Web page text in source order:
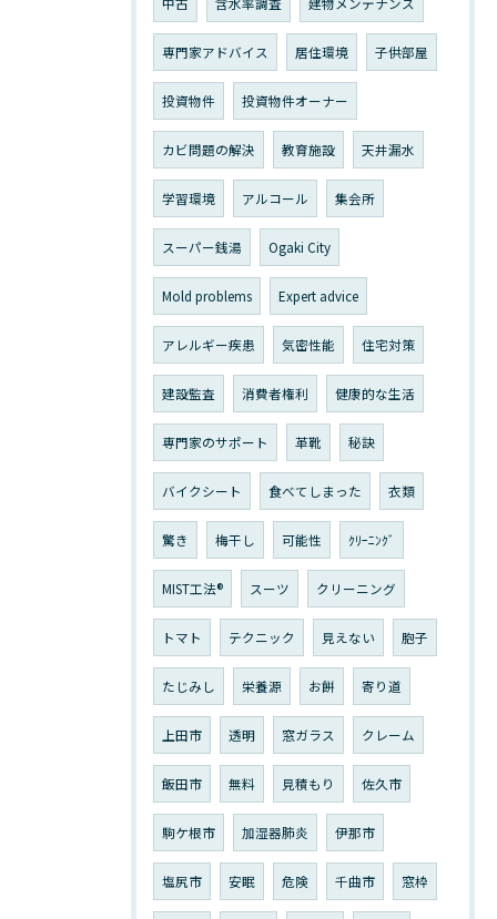
中古 含水率調査 建物メンテナンス
専門家アドバイス 居住環境 子供部屋
投資物件 投資物件オーナー
カビ問題の解決 教育施設 天井漏水
学習環境 アルコール 集会所
スーパー銭湯 Ogaki City
Mold problems Expert advice
アレルギー疾患 気密性能 住宅対策
建設監査 消費者権利 健康的な生活
専門家のサポート 革靴 秘訣
バイクシート 食べてしまった 衣類
驚き 梅干し 可能性 ｸﾘｰﾆﾝｸﾞ
MIST工法® スーツ クリーニング
トマト テクニック 見えない 胞子
たじみし 栄養源 お餅 寄り道
上田市 透明 窓ガラス クレーム
飯田市 無料 見積もり 佐久市
駒ケ根市 加湿器肺炎 伊那市
塩尻市 安眠 危険 千曲市 窓枠